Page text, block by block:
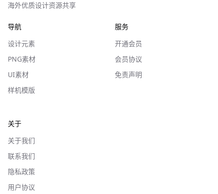
海外优质设计资源共享
导航
设计元素
PNG素材
UI素材
样机模版
服务
开通会员
会员协议
免责声明
关于
关于我们
联系我们
隐私政策
用户协议